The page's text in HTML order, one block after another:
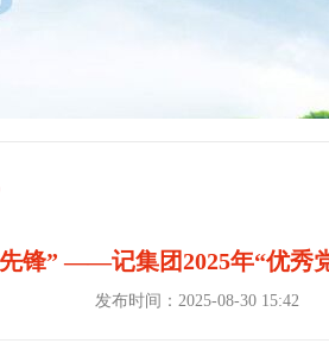
锋” ——记集团2025年“优秀
发布时间：2025-08-30 15:42